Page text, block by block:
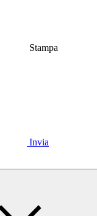
Stampa
Invia